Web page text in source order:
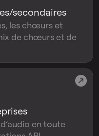
en toute
secondaires
les chœurs et
de chœurs et de